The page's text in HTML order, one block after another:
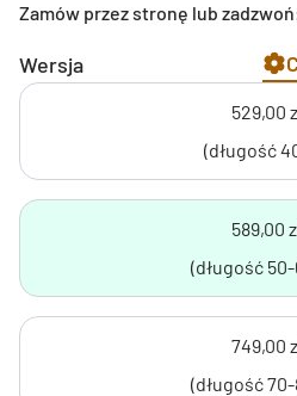
Zamów przez stronę lub
Wersja
529,00
(długość
589,00
(długość
749,00
(długość